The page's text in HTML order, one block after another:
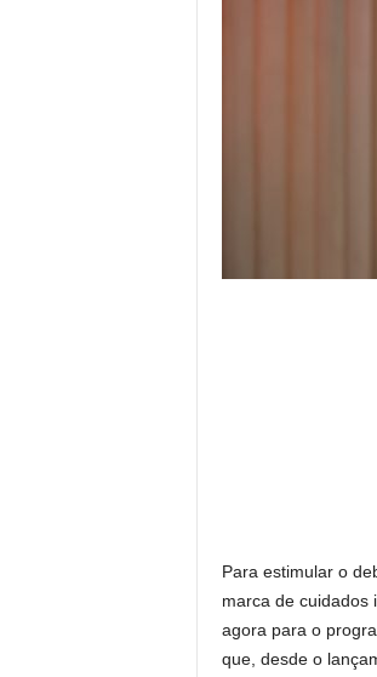
Para estimular o
marca de cuidados
agora para o
que, desde o